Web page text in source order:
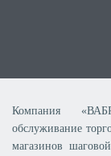
Компания
обслуживание
магазинов